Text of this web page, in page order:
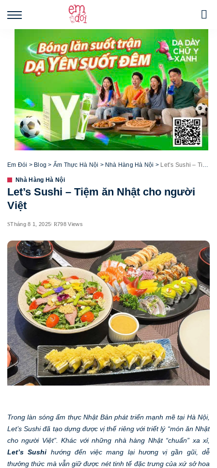
Em Đói > Blog > Ẩm Thực Hà Nội > Nhà Hàng Hà Nội > Let’s Sushi – Tiệm ăn Nhật cho người Việt
Nhà Hàng Hà Nội
Let’s Sushi – Tiệm ăn Nhật cho người
Việt
Tháng 8 1, 2025 798 Views
Trong làn sóng ẩm thực Nhật Bản phát triển mạnh mẽ tại Hà Nội,
Let’s Sushi đã tạo dựng được vị thế riêng với triết lý “món ăn Nhật
cho người Việt”. Khác với những nhà hàng Nhật “chuẩn” xa xỉ,
Let’s Sushi hướng đến việc mang lại hương vị gần gũi, dễ
thưởng thức mà vẫn giữ được nét tinh tế đặc trưng của xứ sở hoa